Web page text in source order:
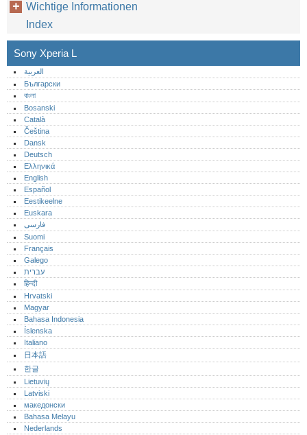
Wichtige Informationen
Index
Sony Xperia L
العربية
Български
বাংলা
Bosanski
Català
Čeština
Dansk
Deutsch
Ελληνικά
English
Español
Eestikeelne
Euskara
فارسی
Suomi
Français
Galego
עברית
हिन्दी
Hrvatski
Magyar
Bahasa Indonesia
Íslenska
Italiano
日本語
한글
Lietuvių
Latviski
македонски
Bahasa Melayu
Nederlands